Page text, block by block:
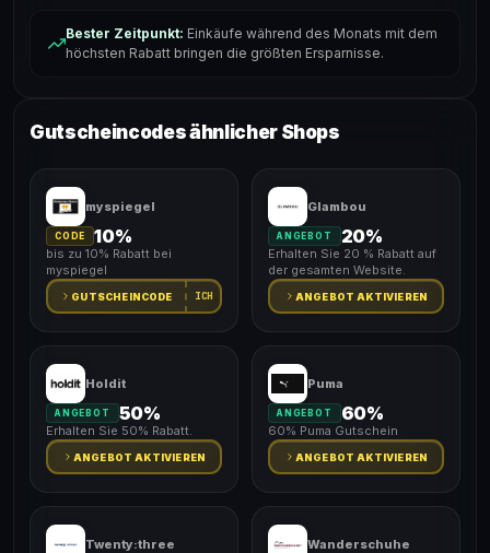
Bester Zeitpunkt: Einkäufe während des Monats mit dem
höchsten Rabatt bringen die größten Ersparnisse.
Gutscheincodes ähnlicher Shops
myspiegel
CODE 10%
bis zu 10% Rabatt bei
myspiegel
GUTSCHEINCODE ICH
Glambou
ANGEBOT 20%
Erhalten Sie 20 % Rabatt auf
der gesamten Website.
ANGEBOT AKTIVIEREN
Holdit
ANGEBOT 50%
Erhalten Sie 50% Rabatt.
ANGEBOT AKTIVIEREN
Puma
ANGEBOT 60%
60% Puma Gutschein
ANGEBOT AKTIVIEREN
Twenty:three Wanderschuhe